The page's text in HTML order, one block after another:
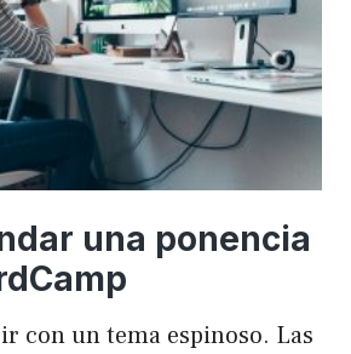
una ponencia
con un tema espinoso. Las